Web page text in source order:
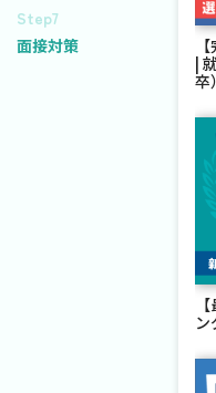
Step7
面接対策
|
卒）
ン